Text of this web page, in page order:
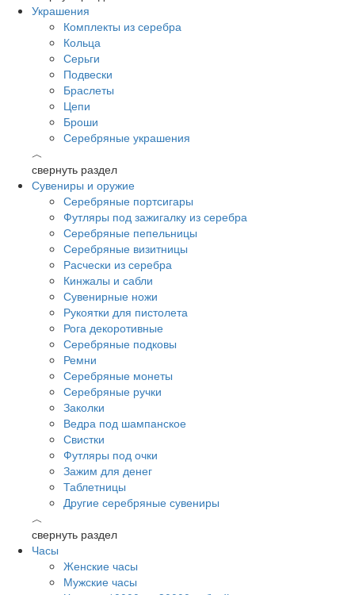
Украшения
Комплекты из серебра
Кольца
Серьги
Подвески
Браслеты
Цепи
Броши
Серебряные украшения
︿
свернуть раздел
Сувениры и оружие
Серебряные портсигары
Футляры под зажигалку из серебра
Серебряные пепельницы
Серебряные визитницы
Расчески из серебра
Кинжалы и сабли
Сувенирные ножи
Рукоятки для пистолета
Рога декоротивные
Серебряные подковы
Ремни
Серебряные монеты
Серебряные ручки
Заколки
Ведра под шампанское
Свистки
Футляры под очки
Зажим для денег
Таблетницы
Другие серебряные сувениры
︿
свернуть раздел
Часы
Женские часы
Мужские часы